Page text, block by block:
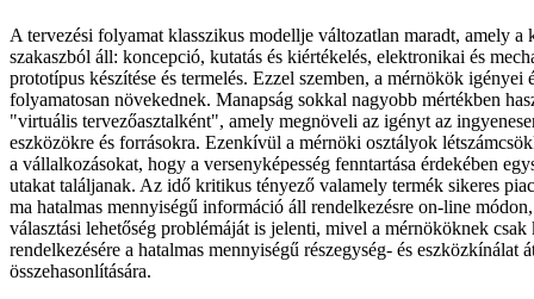
A tervezési folyamat klasszikus modellje változatlan maradt, amely a
szakaszból áll: koncepció, kutatás és kiértékelés, elektronikai és
prototípus készítése és termelés. Ezzel szemben, a mérnökök igényei
folyamatosan növekednek. Manapság sokkal nagyobb mértékben
"virtuális tervezőasztalként", amely megnöveli az igényt az
eszközökre és forrásokra. Ezenkívül a mérnöki osztályok
a vállalkozásokat, hogy a versenyképesség fenntartása érdekében
utakat találjanak. Az idő kritikus tényező valamely termék sikeres
ma hatalmas mennyiségű információ áll rendelkezésre on-line
választási lehetőség problémáját is jelenti, mivel a mérnököknek
rendelkezésére a hatalmas mennyiségű részegység- és eszközkínálat
összehasonlítására.